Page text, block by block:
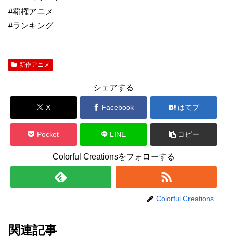
#覇権アニメ
#ランキング
新作アニメ
シェアする
X Facebook はてブ
Pocket LINE コピー
Colorful Creationsをフォローする
Colorful Creations
関連記事